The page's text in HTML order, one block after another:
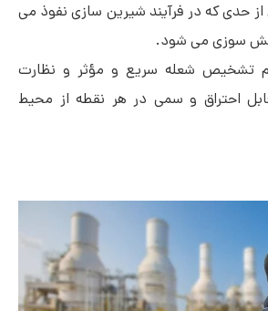
حدی که در فرآیند شیرین سازی نفوذ می
سوزی می شود.
تشخیص شعله سریع و مؤثر و نظارت
احتراق و سمی در هر نقطه از محیط